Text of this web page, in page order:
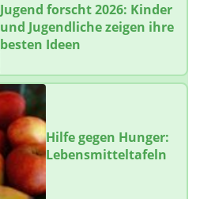
Jugend forscht 2026: Kinder
und Jugendliche zeigen ihre
besten Ideen
Hilfe gegen Hunger:
Lebensmitteltafeln